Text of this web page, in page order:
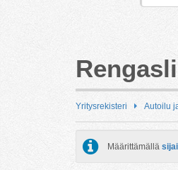
Yritysrekisteri Autoilu
Määrittämällä